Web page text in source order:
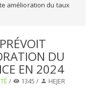
amélioration du taux
DU
EN 2024
/ 1345 / HEJER